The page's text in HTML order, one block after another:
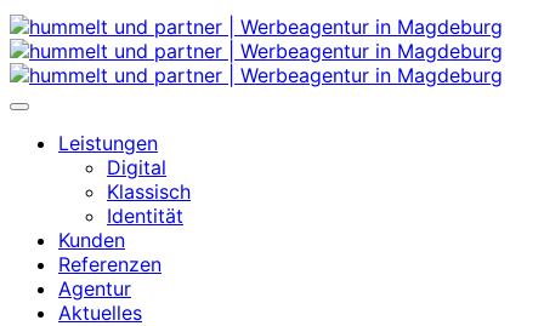
Leistungen
Digital
Klassisch
Identität
Kunden
Referenzen
Agentur
Aktuelles